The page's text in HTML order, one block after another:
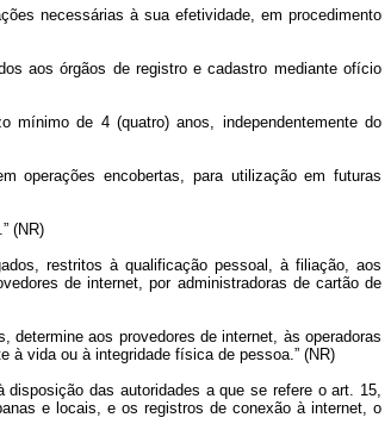
necessárias à sua efetividade, em procedimento
aos órgãos de registro e cadastro mediante ofício
de 4 (quatro) anos, independentemente do
operações encobertas, para utilização em futuras
(NR)
restritos à qualificação pessoal, à filiação, aos
de internet, por administradoras de cartão de
determine aos provedores de internet, às operadoras
à vida ou à integridade física de pessoa.” (NR)
das autoridades a que se refere o art. 15,
e locais, e os registros de conexão à internet, o